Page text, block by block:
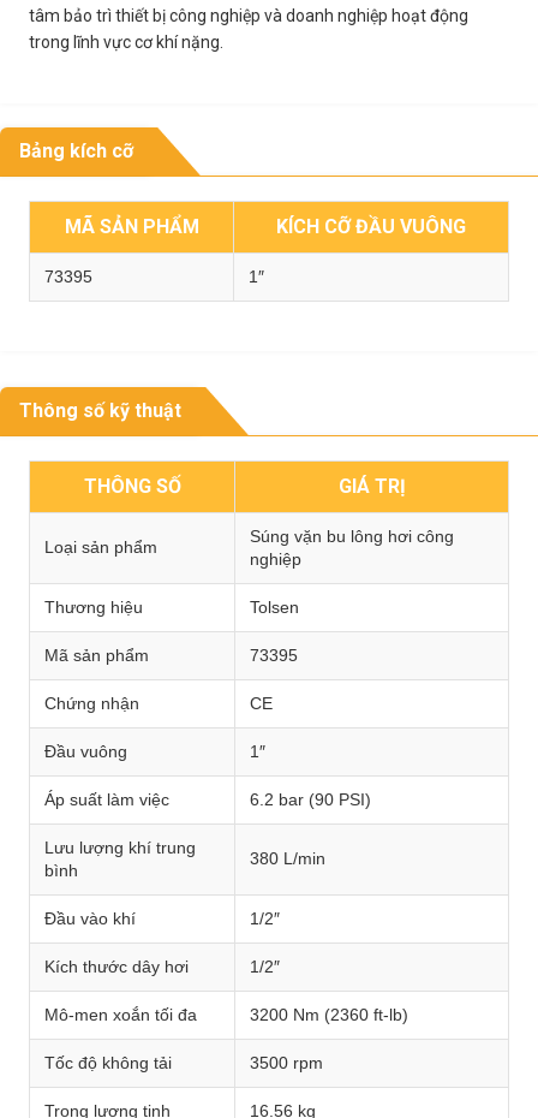
tâm bảo trì thiết bị công nghiệp và doanh nghiệp hoạt động
trong lĩnh vực cơ khí nặng.
Bảng kích cỡ
MÃ SẢN PHẨM KÍCH CỠ ĐẦU VUÔNG
73395 1″
Thông số kỹ thuật
THÔNG SỐ GIÁ TRỊ
Loại sản phẩm
Súng vặn bu lông hơi công
nghiệp
Thương hiệu Tolsen
Mã sản phẩm 73395
Chứng nhận CE
Đầu vuông 1″
Áp suất làm việc 6.2 bar (90 PSI)
Lưu lượng khí trung
bình
380 L/min
Đầu vào khí 1/2″
Kích thước dây hơi 1/2″
Mô-men xoắn tối đa 3200 Nm (2360 ft-lb)
Tốc độ không tải 3500 rpm
Trọng lượng tịnh 16.56 kg